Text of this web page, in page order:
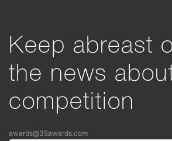
Keep abreast
the news
competition
awards@35awards.com